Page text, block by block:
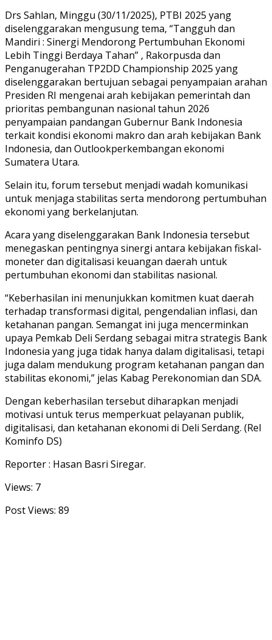
Drs Sahlan, Minggu (30/11/2025), PTBI 2025 yang
diselenggarakan mengusung tema, “Tangguh dan
Mandiri : Sinergi Mendorong Pertumbuhan Ekonomi
Lebih Tinggi Berdaya Tahan” , Rakorpusda dan
Penganugerahan TP2DD Championship 2025 yang
diselenggarakan bertujuan sebagai penyampaian arahan
Presiden RI mengenai arah kebijakan pemerintah dan
prioritas pembangunan nasional tahun 2026
penyampaian pandangan Gubernur Bank Indonesia
terkait kondisi ekonomi makro dan arah kebijakan Bank
Indonesia, dan Outlookperkembangan ekonomi
Sumatera Utara.
Selain itu, forum tersebut menjadi wadah komunikasi
untuk menjaga stabilitas serta mendorong pertumbuhan
ekonomi yang berkelanjutan.
Acara yang diselenggarakan Bank Indonesia tersebut
menegaskan pentingnya sinergi antara kebijakan fiskal-
moneter dan digitalisasi keuangan daerah untuk
pertumbuhan ekonomi dan stabilitas nasional.
“Keberhasilan ini menunjukkan komitmen kuat daerah
terhadap transformasi digital, pengendalian inflasi, dan
ketahanan pangan. Semangat ini juga mencerminkan
upaya Pemkab Deli Serdang sebagai mitra strategis Bank
Indonesia yang juga tidak hanya dalam digitalisasi, tetapi
juga dalam mendukung program ketahanan pangan dan
stabilitas ekonomi,” jelas Kabag Perekonomian dan SDA.
Dengan keberhasilan tersebut diharapkan menjadi
motivasi untuk terus memperkuat pelayanan publik,
digitalisasi, dan ketahanan ekonomi di Deli Serdang. (Rel
Kominfo DS)
Reporter : Hasan Basri Siregar.
Views: 7
Post Views: 89